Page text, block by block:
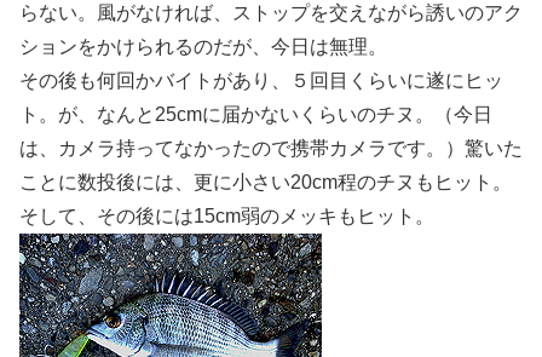
らない。風がなければ、ストップを交えながら誘いのアク
ションをかけられるのだが、今日は無理。
その後も何回かバイトがあり、５回目くらいに遂にヒッ
ト。が、なんと25cmに届かないくらいのチヌ。（今日
は、カメラ持ってなかったので携帯カメラです。）驚いた
ことに数投後には、更に小さい20cm程のチヌもヒット。
そして、その後には15cm弱のメッキもヒット。